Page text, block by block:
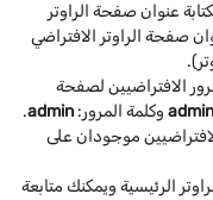
عنوان صفحة الراوتر
صفحة الراوتر الافتراضي
الافتراضيين لصفحة
admin وكلمة المرور: admin
.
موجودان على
الرئيسية ويمكنك متابعة